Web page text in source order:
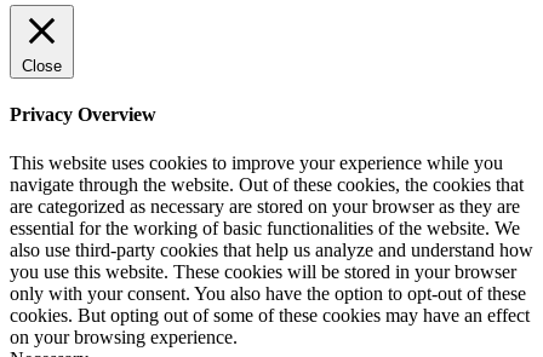
Close
Privacy Overview
This website uses cookies to improve your experience while you
navigate through the website. Out of these cookies, the cookies that
are categorized as necessary are stored on your browser as they are
essential for the working of basic functionalities of the website. We
also use third-party cookies that help us analyze and understand how
you use this website. These cookies will be stored in your browser
only with your consent. You also have the option to opt-out of these
cookies. But opting out of some of these cookies may have an effect
on your browsing experience.